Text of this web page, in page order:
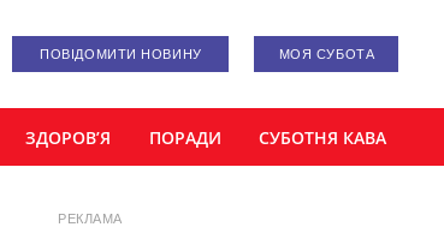
ПОВІДОМИТИ НОВИНУ МОЯ СУБОТА
ЗДОРОВ’Я ПОРАДИ СУБОТНЯ КАВА
РЕКЛАМА